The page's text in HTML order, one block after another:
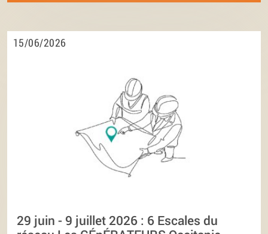
15/06/2026
29 juin - 9 juillet 2026 : 6 Escales du